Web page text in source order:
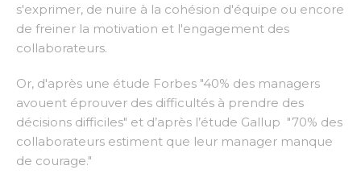
s'exprimer, de nuire à la cohésion d'équipe ou encore
de freiner la motivation et l'engagement des
collaborateurs.
Or, d'après une étude Forbes "40% des managers
avouent éprouver des difficultés à prendre des
décisions difficiles" et d’après l’étude Gallup "70% des
collaborateurs estiment que leur manager manque
de courage."